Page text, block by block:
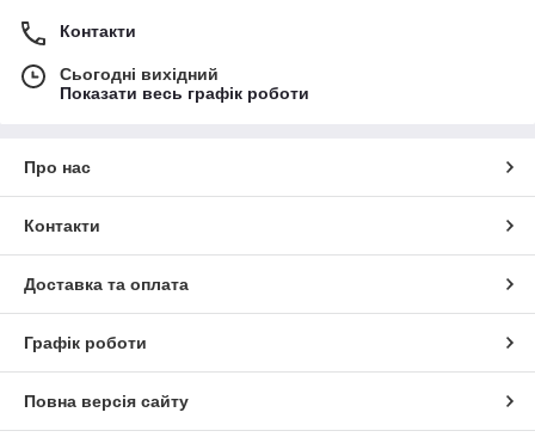
Контакти
Сьогодні вихідний
Показати весь графік роботи
Про нас
Контакти
Доставка та оплата
Графік роботи
Повна версія сайту